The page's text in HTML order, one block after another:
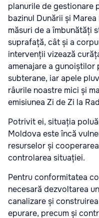
planurile de gestionare
bazinul Dunării și
măsuri de a îmbunătăți
suprafață, cât și a
intervenții vizează
amenajare a gunoiștilor
subterane, iar apele
râurile noastre mici și
emisiunea Zi de Zi la
Potrivit ei, situația
Moldova este încă
resurselor și
controlarea situației.
Pentru conformitatea
necesară dezvoltarea
canalizare și
epurare, precum și